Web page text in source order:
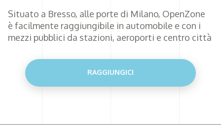
Situato a Bresso, alle porte di Milano, OpenZone
è facilmente raggiungibile in automobile e con i
mezzi pubblici da stazioni, aeroporti e centro città
RAGGIUNGICI